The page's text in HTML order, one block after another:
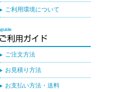
ご利用環境について
ご注文方法
お見積り方法
お支払い方法・送料